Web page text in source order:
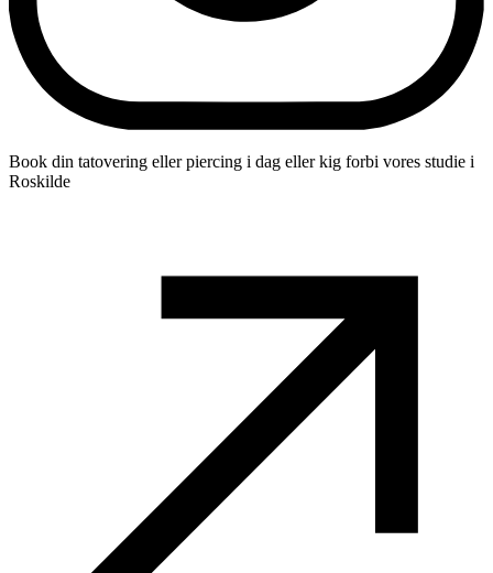
Book din tatovering eller piercing i dag eller kig forbi vores studie i
Roskilde